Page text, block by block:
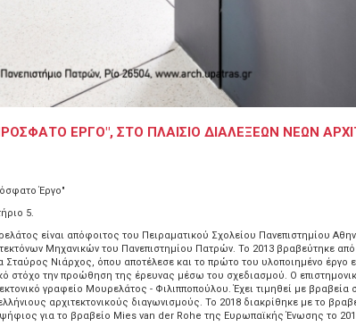
ΕΡΓΟ", ΣΤΟ ΠΛΑΙΣΙΟ ΔΙΑΛΕΞΕΩΝ ΝΕΩΝ
Έργο"
5.
είναι απόφοιτος του Πειραματικού Σχολείου Πανεπιστημίου
Μηχανικών του Πανεπιστημίου Πατρών. Το 2013 βραβεύτηκε
Σταύρος Νιάρχος, όπου αποτέλεσε και το πρώτο του υλοποιημένο έργο
στόχο την προώθηση της έρευνας μέσω του σχεδιασμού. O
γραφείο Μουρελάτος - Φιλιπποπούλου. Έχει τιμηθεί με βραβεία
αρχιτεκτονικούς διαγωνισμούς. To 2018 διακρίθηκε με το
για το βραβείο Mies van der Rohe της Ευρωπαϊκής Ένωσης το